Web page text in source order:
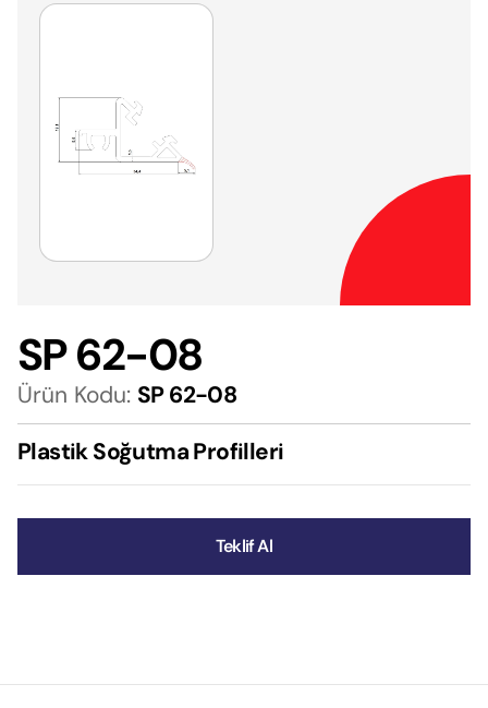
SP 62-08
Ürün Kodu: SP 62-08
Plastik Soğutma Profilleri
Teklif Al